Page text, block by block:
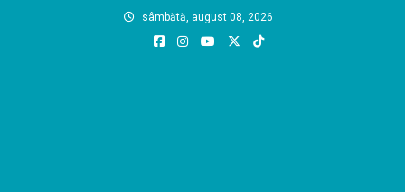
sâmbătă, august 08, 2026